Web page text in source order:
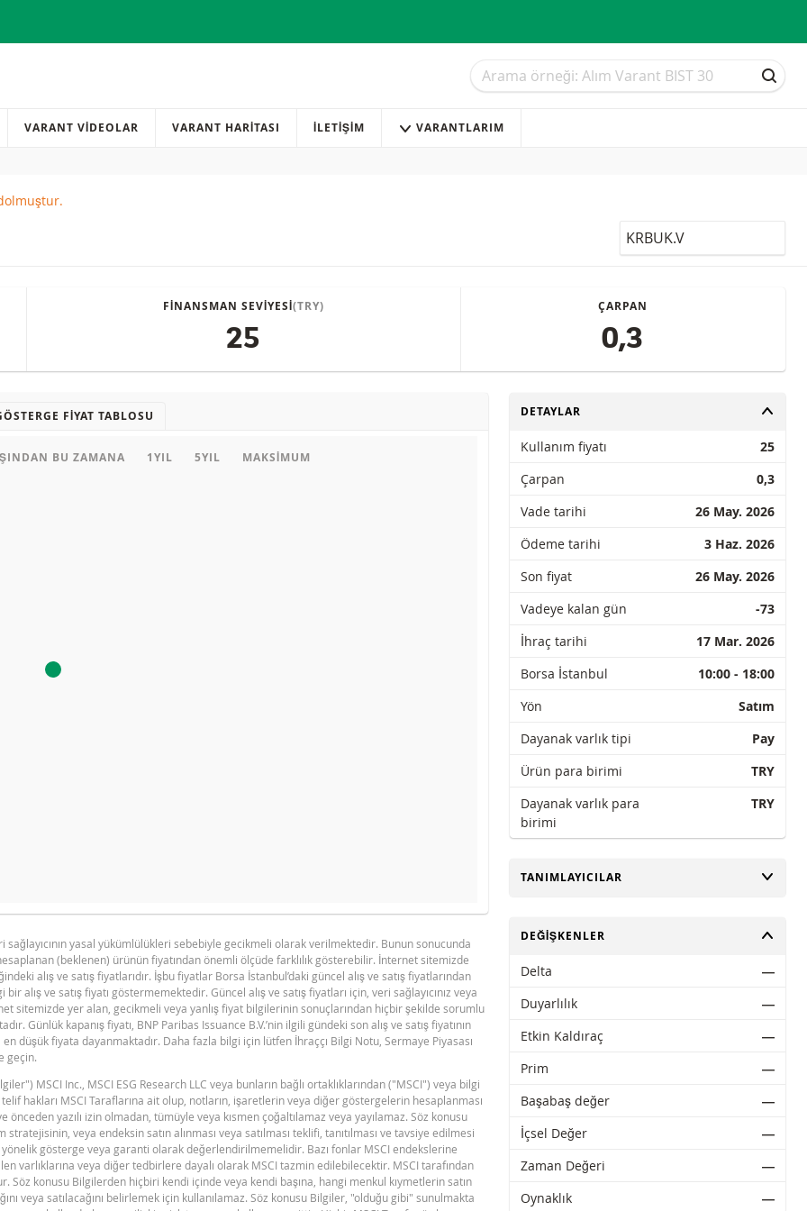
Arama
Arama
VARANT VİDEOLAR VARANT HARİTASI İLETIŞIM VARANTLARIM
LocalCode
FINANSMAN SEVIYESI(TRY)
25
ÇARPAN
0,3
FIYAT TABLOSU
BU ZAMANA 1YIL 5YIL MAKSIMUM
primi doğru hesaplanamayacak kadar düşüktü, hesap makinesini devre dışı bıraktık.
BNPP SPK ONAYLI SERMAYE PIYASASI
ARACI NOTU (17 MART 2026 IHRACI) 1
PDF
BNPP SPK ONAYLI SERMAYE PIYASASI
ARACI NOTU (17 MART 2026 IHRACI) 2
yasal yükümlülükleri sebebiyle gecikmeli olarak verilmektedir. Bunun sonucunda
(beklenen) ürünün fiyatından önemli ölçüde farklılık gösterebilir. İnternet sitemizde
alış ve satış fiyatlarıdır. İşbu fiyatlar Borsa İstanbul’daki güncel alış ve satış fiyatlarından
ve satış fiyatı göstermemektedir. Güncel alış ve satış fiyatları için, veri sağlayıcınız veya
sitemizde yer alan, gecikmeli veya yanlış fiyat bilgilerinin sonuçlarından hiçbir şekilde sorumlu
Günlük kapanış fiyatı, BNP Paribas Issuance B.V.’nin ilgili gündeki son alış ve satış fiyatının
düşük fiyata dayanmaktadır. Daha fazla bilgi için lütfen İhraççı Bilgi Notu, Sermaye Piyasası
geçin.
MSCI Inc., MSCI ESG Research LLC veya bunların bağlı ortaklıklarından ("MSCI") veya bilgi
hakları MSCI Taraflarına ait olup, notların, işaretlerin veya diğer göstergelerin hesaplanması
yazılı izin olmadan, tümüyle veya kısmen çoğaltılamaz veya yayılamaz. Söz konusu
veya endeksin satın alınması veya satılması teklifi, tanıtılması ve tavsiye edilmesi
gösterge veya garanti olarak değerlendirilmemelidir. Bazı fonlar MSCI endekslerine
varlıklarına veya diğer tedbirlere dayalı olarak MSCI tazmin edilebilecektir. MSCI tarafından
konusu Bilgilerden hiçbiri kendi içinde veya kendi başına, hangi menkul kıymetlerin satın
veya satılacağını belirlemek için kullanılamaz. Söz konusu Bilgiler, "olduğu gibi" sunulmakta
AÇ
DETAYLAR
Kullanım fiyatı
25
Çarpan
0,3
Vade tarihi
26 May. 2026
Ödeme tarihi
3 Haz. 2026
Son fiyat
26 May. 2026
Vadeye kalan gün
-73
İhraç tarihi
17 Mar. 2026
Borsa İstanbul
10:00 - 18:00
Yön
Satım
Dayanak varlık tipi
Pay
Ürün para birimi
TRY
Dayanak varlık para
birimi
TRY
AÇ
TANIMLAYICILAR
AÇ
DEĞIŞKENLER
Delta
―
Duyarlılık
―
Etkin Kaldıraç
―
Prim
―
Başabaş değer
―
İçsel Değer
―
Zaman Değeri
―
Oynaklık
―